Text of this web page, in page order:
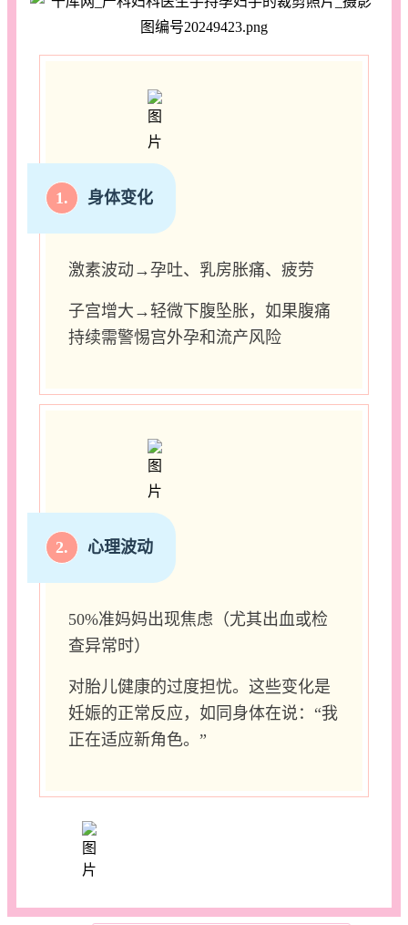
1. 身体变化
激素波动→孕吐、乳房胀痛、疲劳
子宫增大→轻微下腹坠胀，如果腹痛
持续需警惕宫外孕和流产风险
2. 心理波动
50%准妈妈出现焦虑（尤其出血或检
查异常时）
对胎儿健康的过度担忧。这些变化是
妊娠的正常反应，如同身体在说：“我
正在适应新角色。”